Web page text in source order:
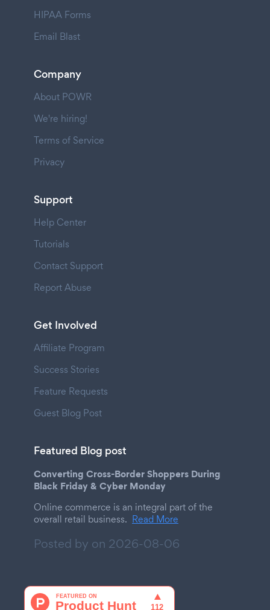
HIPAA Forms
Email Blast
Company
About POWR
We're hiring!
Terms of Service
Privacy
Support
Help Center
Tutorials
Contact Support
Report Abuse
Get Involved
Affiliate Program
Success Stories
Feature Requests
Guest Blog Post
Featured Blog post
Converting Cross-Border Shoppers During
Black Friday & Cyber Monday
Online commerce is an integral part of the
overall retail business. Read More
Posted by on 2026-08-06